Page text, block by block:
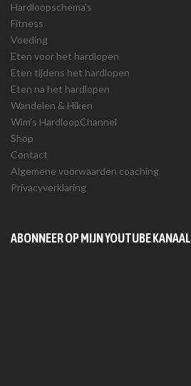
Hardloopschema’s
Fitness
Voeding
Eten voor het hardlopen
Eten tijdens het hardlopen
Eten na het hardlopen
Wandelen & Hiken
Wim’s HardloopChannel
Shop
Contact
Algemene voorwaarden coaching
Privacyverklaring
ABONNEER OP MIJN YOUTUBE KANAAL